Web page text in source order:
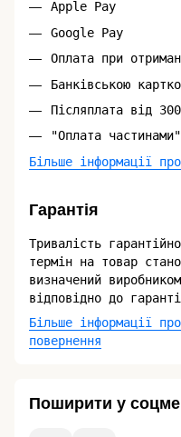
Apple Pay
Google Pay
Оплата при
Банківською
Післяплата від
"Оплата
Більше інформації
Гарантія
Тривалість
термін на товар
визначений
відповідно до
Більше інформації
повернення
Поширити у